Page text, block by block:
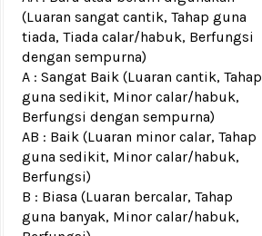
(Luaran sangat cantik, Tahap guna
tiada, Tiada calar/habuk, Berfungsi
dengan sempurna)
A : Sangat Baik (Luaran cantik, Tahap
guna sedikit, Minor calar/habuk,
Berfungsi dengan sempurna)
AB : Baik (Luaran minor calar, Tahap
guna sedikit, Minor calar/habuk,
Berfungsi)
B : Biasa (Luaran bercalar, Tahap
guna banyak, Minor calar/habuk,